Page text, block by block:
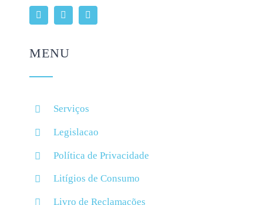
MENU
Serviços
Legislacao
Política de Privacidade
Litígios de Consumo
Livro de Reclamações